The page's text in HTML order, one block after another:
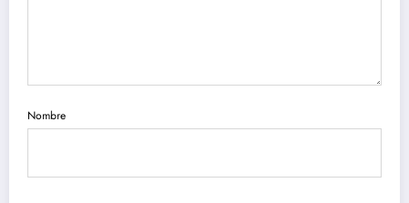
Nombre